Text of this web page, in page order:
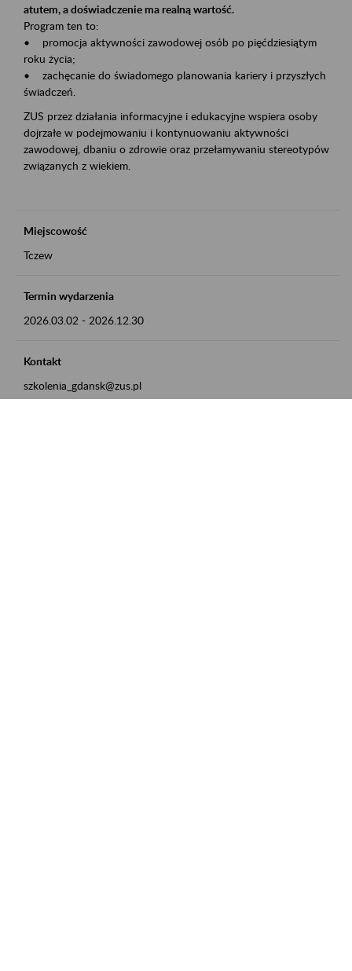
atutem, a doświadczenie ma realną wartość.
Program ten to:
• promocja aktywności zawodowej osób po pięćdziesiątym
roku życia;
• zachęcanie do świadomego planowania kariery i przyszłych
świadczeń.
ZUS przez działania informacyjne i edukacyjne wspiera osoby
dojrzałe w podejmowaniu i kontynuowaniu aktywności
zawodowej, dbaniu o zdrowie oraz przełamywaniu stereotypów
związanych z wiekiem.
Miejscowość
Tczew
Termin wydarzenia
2026.03.02 - 2026.12.30
Kontakt
szkolenia_gdansk@zus.pl